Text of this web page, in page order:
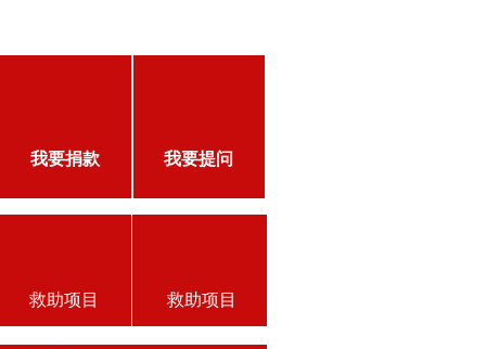
我要捐款 我要提问
救助项目 救助项目